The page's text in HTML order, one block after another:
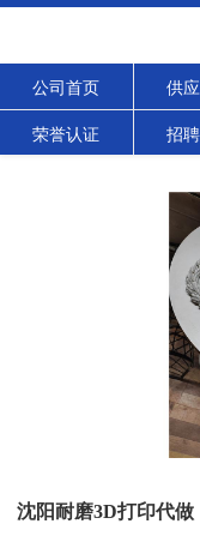
公司首页 供
荣誉认证 招
沈阳耐磨3D打印代做